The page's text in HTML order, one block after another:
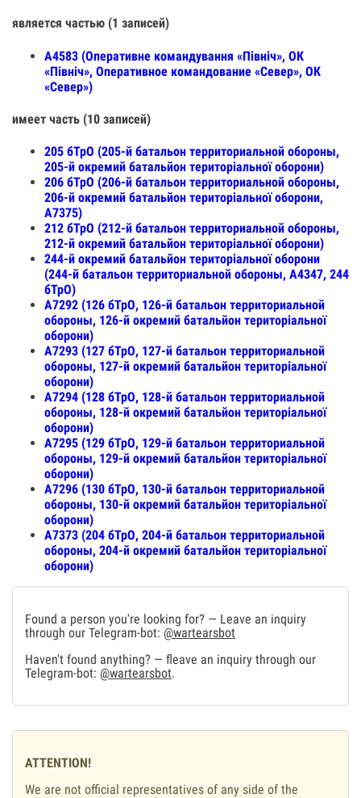
является частью (1 записей)
А4583 (Оперативне командування «Північ», ОК
«Північ», Оперативное командование «Север», ОК
«Север»)
имеет часть (10 записей)
205 бТрО (205-й батальон территориальной обороны,
205-й окремий батальйон територіальної оборони)
206 бТрО (206-й батальон территориальной обороны,
206-й окремий батальйон територіальної оборони,
А7375)
212 бТрО (212-й батальон территориальной обороны,
212-й окремий батальйон територіальної оборони)
244-й окремий батальйон територіальної оборони
(244-й батальон территориальной обороны, А4347, 244
бТрО)
А7292 (126 бТрО, 126-й батальон территориальной
обороны, 126-й окремий батальйон територіальної
оборони)
А7293 (127 бТрО, 127-й батальон территориальной
обороны, 127-й окремий батальйон територіальної
оборони)
А7294 (128 бТрО, 128-й батальон территориальной
обороны, 128-й окремий батальйон територіальної
оборони)
А7295 (129 бТрО, 129-й батальон территориальной
обороны, 129-й окремий батальйон територіальної
оборони)
А7296 (130 бТрО, 130-й батальон территориальной
обороны, 130-й окремий батальйон територіальної
оборони)
А7373 (204 бТрО, 204-й батальон территориальной
обороны, 204-й окремий батальйон територіальної
оборони)
Found a person you're looking for? — Leave an inquiry
through our Telegram-bot: @wartearsbot
Haven't found anything? — fleave an inquiry through our
Telegram-bot: @wartearsbot.
ATTENTION!
We are not official representatives of any side of the